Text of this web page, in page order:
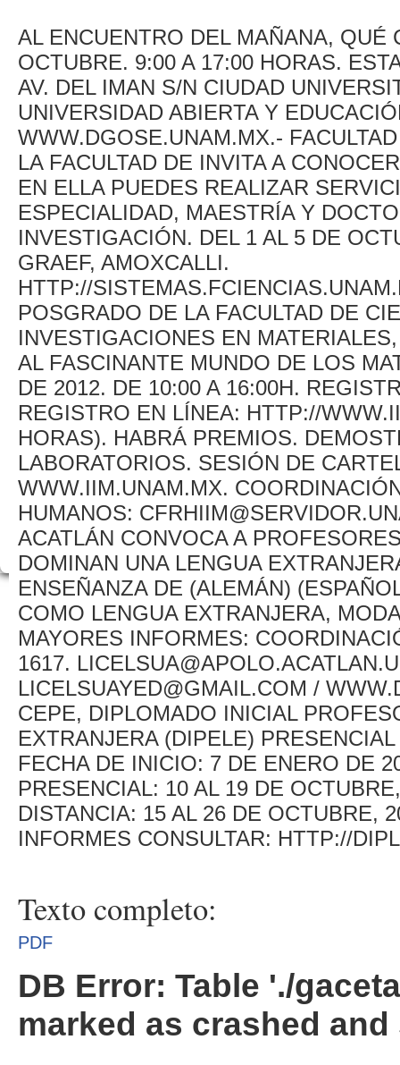
AL ENCUENTRO DEL MAÑANA, QUÉ
OCTUBRE. 9:00 A 17:00 HORAS.
AV. DEL IMAN S/N CIUDAD
UNIVERSIDAD ABIERTA Y
WWW.DGOSE.UNAM.MX.-
LA FACULTAD DE INVITA A
EN ELLA PUEDES REALIZAR
ESPECIALIDAD, MAESTRÍA Y
INVESTIGACIÓN. DEL 1 AL 5 DE
GRAEF, AMOXCALLI.
HTTP://
POSGRADO DE LA FACULTAD DE
INVESTIGACIONES EN
AL FASCINANTE MUNDO DE LOS
DE 2012. DE 10:00 A 16:00H.
REGISTRO EN LÍNEA: HTTP://
HORAS). HABRÁ PREMIOS.
LABORATORIOS. SESIÓN DE
WWW.IIM.UNAM.MX.
HUMANOS:
ACATLÁN CONVOCA A
DOMINAN UNA LENGUA
ENSEÑANZA DE (ALEMÁN)
COMO LENGUA EXTRANJERA,
MAYORES INFORMES:
1617.
LICELSUAYED@GMAIL.COM /
CEPE, DIPLOMADO INICIAL
EXTRANJERA (DIPELE)
FECHA DE INICIO: 7 DE ENERO DE
PRESENCIAL: 10 AL 19 DE
DISTANCIA: 15 AL 26 DE OCTUBRE,
INFORMES CONSULTAR: HTTP://
Texto completo:
PDF
DB Error: Table './
marked as crashed